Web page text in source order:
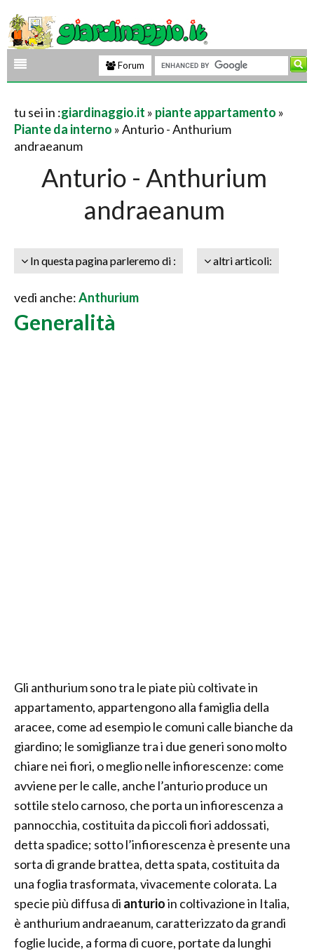
Forum
tu sei in :giardinaggio.it » piante appartamento »
Piante da interno » Anturio - Anthurium
andraeanum
Anturio - Anthurium
andraeanum
In questa pagina parleremo di : altri articoli:
vedi anche:Anthurium
Generalità
Gli anthurium sono tra le piate più coltivate in
appartamento, appartengono alla famiglia della
aracee, come ad esempio le comuni calle bianche da
giardino; le somiglianze tra i due generi sono molto
chiare nei fiori, o meglio nelle infiorescenze: come
avviene per le calle, anche l’anturio produce un
sottile stelo carnoso, che porta un infiorescenza a
pannocchia, costituita da piccoli fiori addossati,
detta spadice; sotto l’infiorescenza è presente una
sorta di grande brattea, detta spata, costituita da
una foglia trasformata, vivacemente colorata. La
specie più diffusa di anturioin coltivazione in Italia,
è anthurium andraeanum, caratterizzato da grandi
foglie lucide, a forma di cuore, portate da lunghi